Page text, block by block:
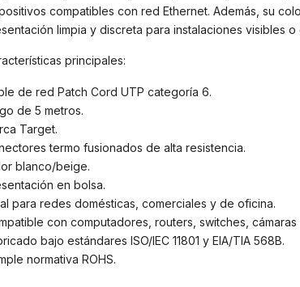
compatibles con red Ethernet. Además, su
limpia y discreta para instalaciones visibles
principales:
de red Patch Cord UTP categoría 6.
de 5 metros.
Target.
termo fusionados de alta resistencia.
blanco/beige.
en bolsa.
para redes domésticas, comerciales y de oficina.
con computadores, routers, switches, cámaras
bajo estándares ISO/IEC 11801 y EIA/TIA 568B.
normativa ROHS.